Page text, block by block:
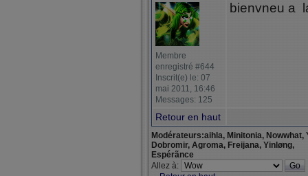
Membre
enregistré #644
Inscrit(e) le: 07
mai 2011, 16:46
Messages: 125
bienvneu a
Retour en haut
Modérateurs:aihla, Minitonia, Nowwhat,
Dobromir, Agroma, Freijana, Yinløng,
Espérãnce
Allez à: